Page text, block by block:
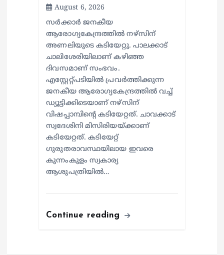
August 6, 2026
സര്‍ക്കാര്‍ ജനകീയ
ആരോഗ്യകേന്ദ്രത്തില്‍ നഴ്സിന്
അണലിയുടെ കടിയേറ്റു. പാലക്കാട്
ചാലിശേരിയിലാണ് കഴിഞ്ഞ
ദിവസമാണ് സംഭവം.
എസ്റ്റേറ്റ്പടിയില്‍ പ്രവര്‍ത്തിക്കുന്ന
ജനകീയ ആരോഗ്യകേന്ദ്രത്തില്‍ വച്ച്
ഡ്യൂട്ടിക്കിടെയാണ് നഴ്സിന്
വിഷപ്പാമ്പിന്റെ കടിയേറ്റത്. ചാവക്കാട്
സ്വദേശിനി മിസിരിയയ്ക്കാണ്
കടിയേറ്റത്. കടിയേറ്റ്
ഗുരുതരാവസ്ഥയിലായ ഇവരെ
കുന്നംകുളം സ്വകാര്യ
ആശുപത്രിയില്‍…
Continue reading